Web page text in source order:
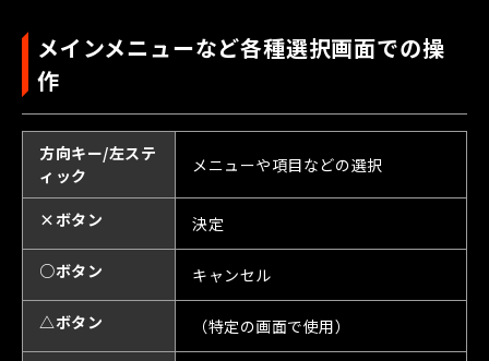
メインメニューなど各種選択画面での操
作
方向キー/左ステ
ィック
メニューや項目などの選択
×ボタン 決定
○ボタン キャンセル
△ボタン （特定の画面で使用）